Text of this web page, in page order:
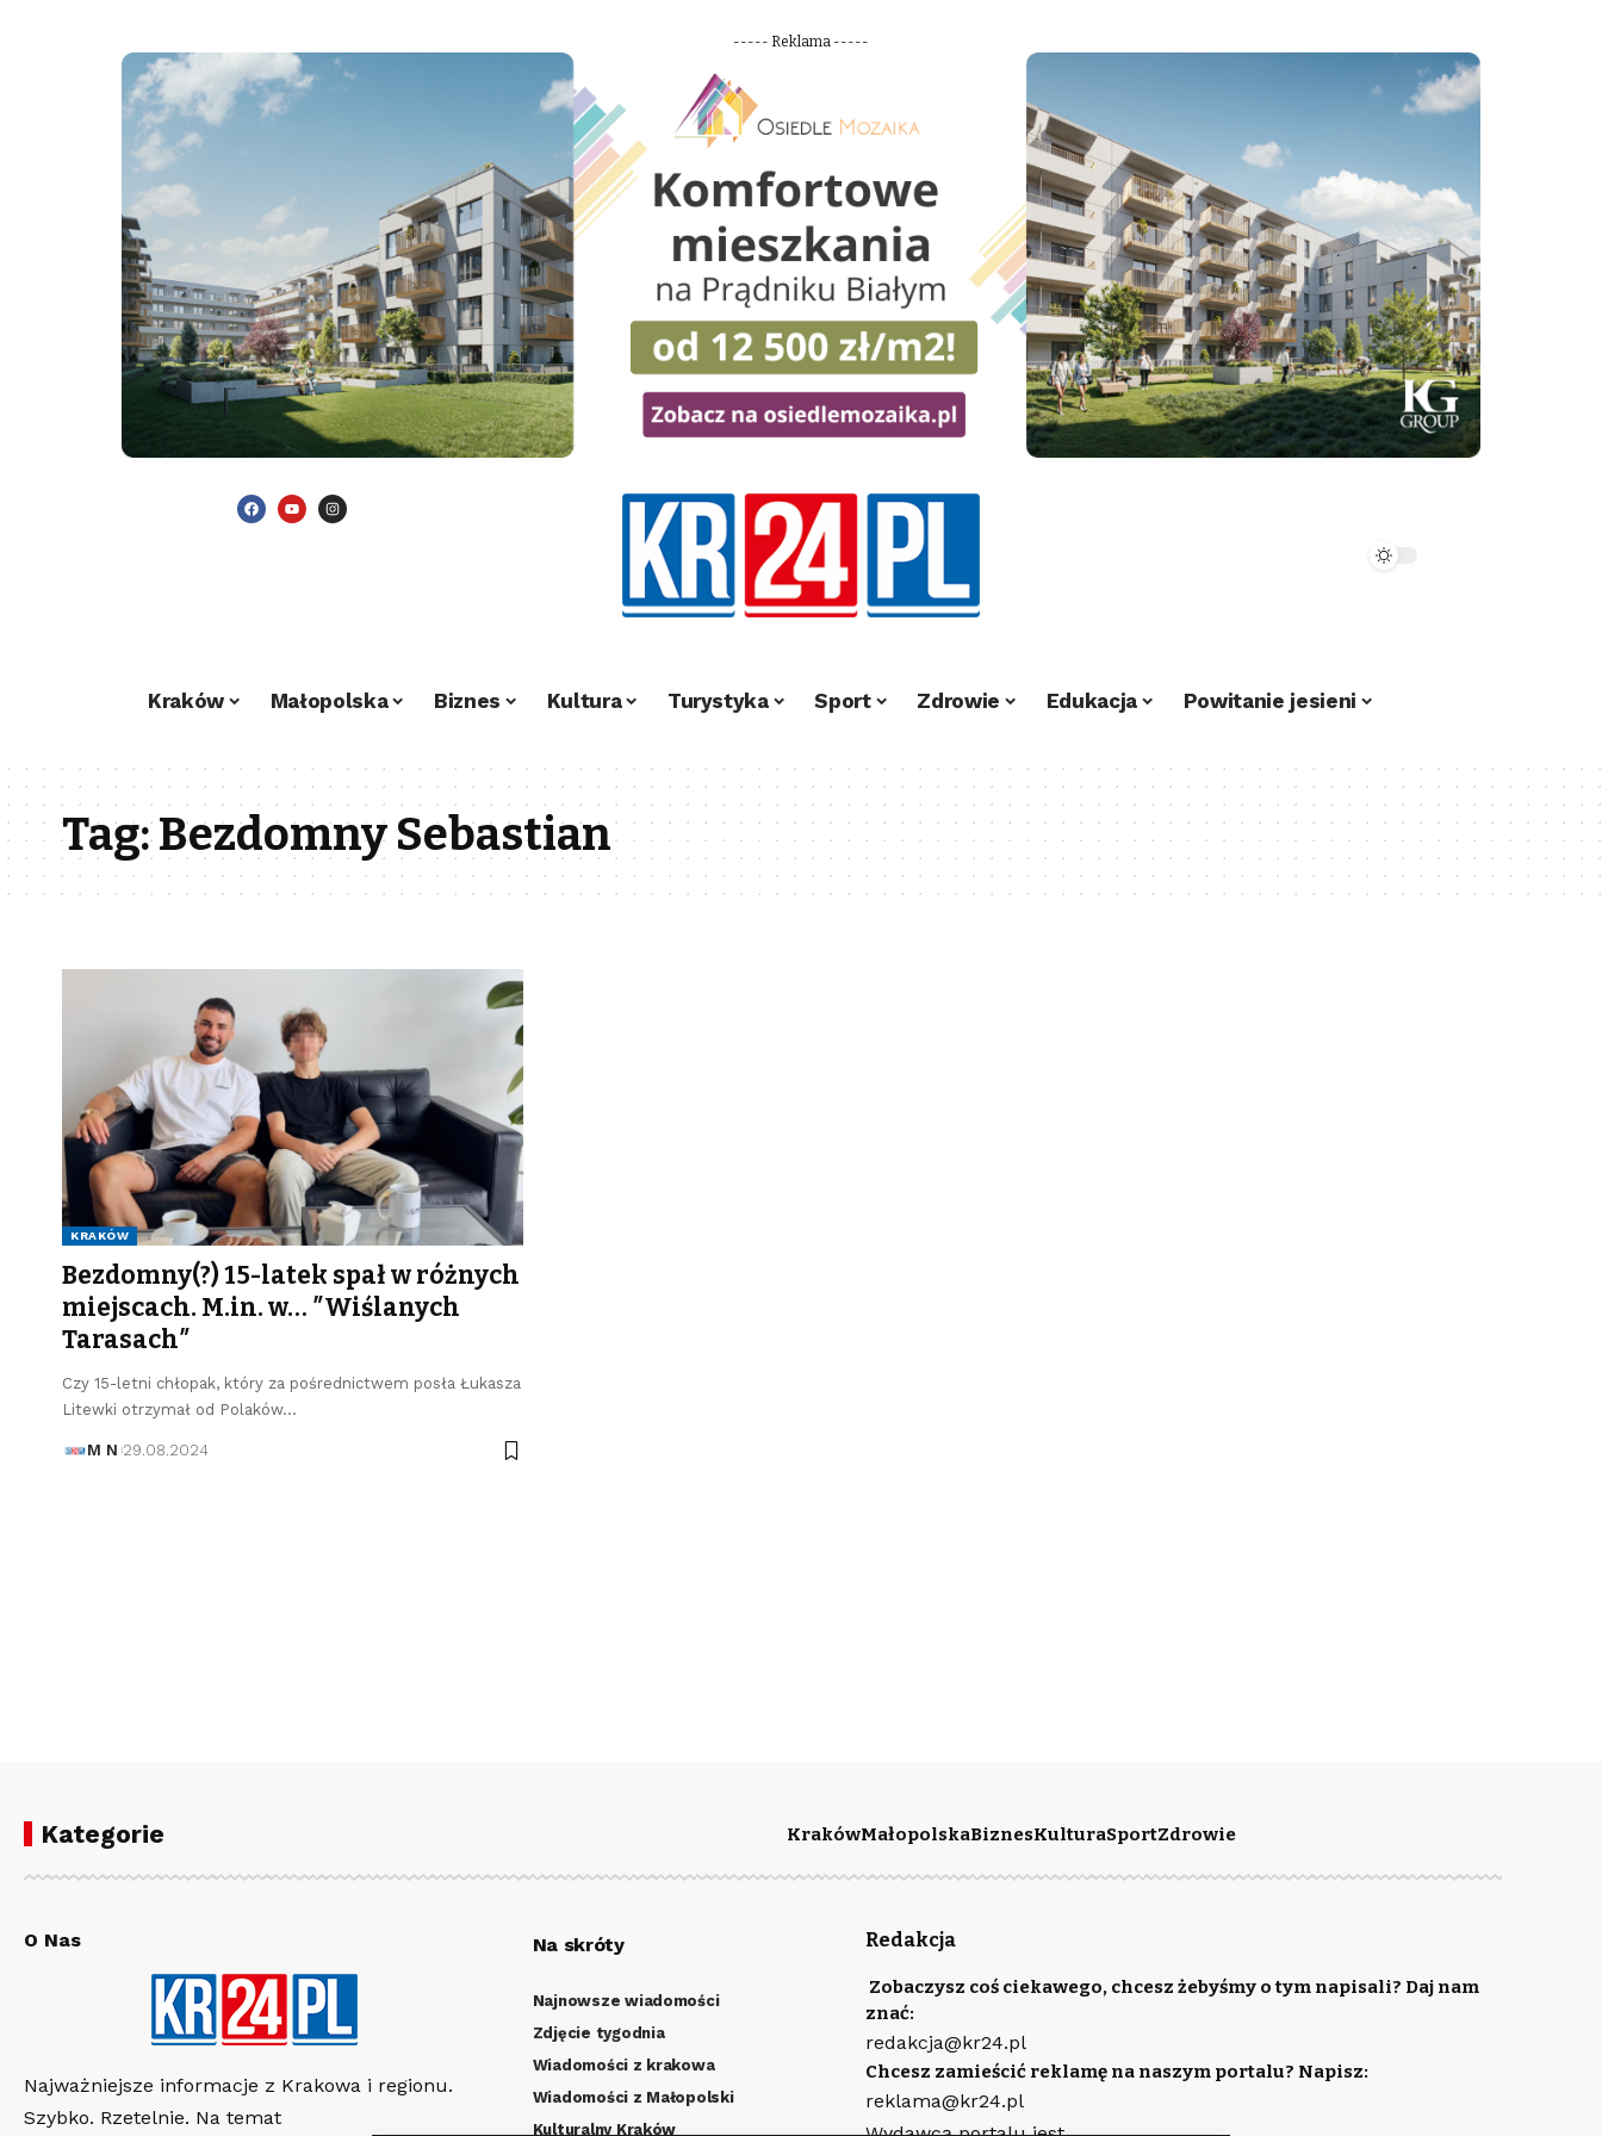
----- Reklama -----
Kraków Małopolska Biznes Kultura Turystyka Sport Zdrowie Edukacja Powitanie jesieni
Tag:Bezdomny Sebastian
KRAKÓW
Bezdomny(?) 15-latek spał w różnych
miejscach. M.in. w… ″Wiślanych
Tarasach″
Czy 15-letni chłopak, który za pośrednictwem posła Łukasza
Litewki otrzymał od Polaków…
M N 29.08.2024
Kategorie KrakówMałopolskaBiznesKulturaSportZdrowie
O Nas
Najważniejsze informacje z Krakowa i regionu.
Szybko. Rzetelnie. Na temat
Na skróty
Najnowsze wiadomości
Zdjęcie tygodnia
Wiadomości z krakowa
Wiadomości z Małopolski
Kulturalny Kraków
Redakcja
Zobaczysz coś ciekawego, chcesz żebyśmy o tym napisali? Daj nam
znać:
redakcja@kr24.pl
Chcesz zamieścić reklamę na naszym portalu? Napisz:
reklama@kr24.pl